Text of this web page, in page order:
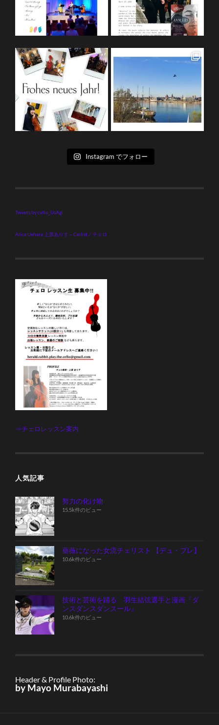
Instagram でフォロー
Tweets by cello_UsAgi
Alice Uehara 上原ありす – Cellist／チェロ
⇒チェロレッスン案内
人気記事
努力の化け物
15.5k件のビュー
薔薇になった女流チェリスト 【デュ・プレ】
10.6k件のビュー
技術と芸術を踊る 羽生結弦選手と漫画『ダ
ンスダンスダンスール』
10.6k件のビュー
Header & Profile Photo:
by Mayo Murabayashi